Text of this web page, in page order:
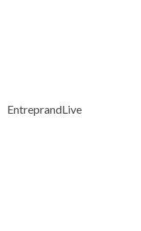
EntreprandLive